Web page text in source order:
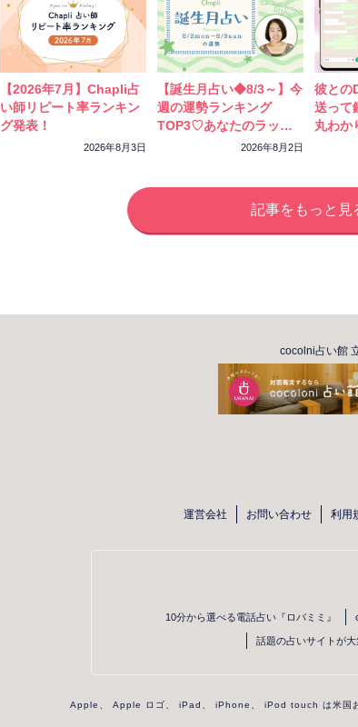
【2026年7月】Chapli占
い師リピート率ランキン
グ発表！
2026年8月3日
【誕生月占い◆8/3～】今
週の運勢ランキング
TOP3♡あなたのラッキ
ーカラーをチェック！
2026年8月2日
彼との
送って
丸わか
特別
記事をもっと見
cocolni占い館
運営会社 お問い合わせ 利用
10分から選べる電話占い『ロバミミ』
話題の占いサイトが
Apple、 Apple ロゴ、 iPad、 iPhone、 iPod touch は米国